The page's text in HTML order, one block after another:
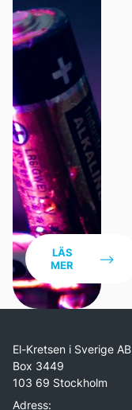
LÄS
MER
El-Kretsen i Sverige AB
Box 3449
103 69 Stockholm
Adress: